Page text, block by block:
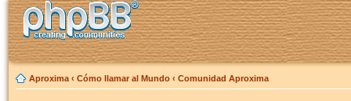
Aproxima ‹ Cómo llamar al Mundo ‹ Comunidad Aproxima